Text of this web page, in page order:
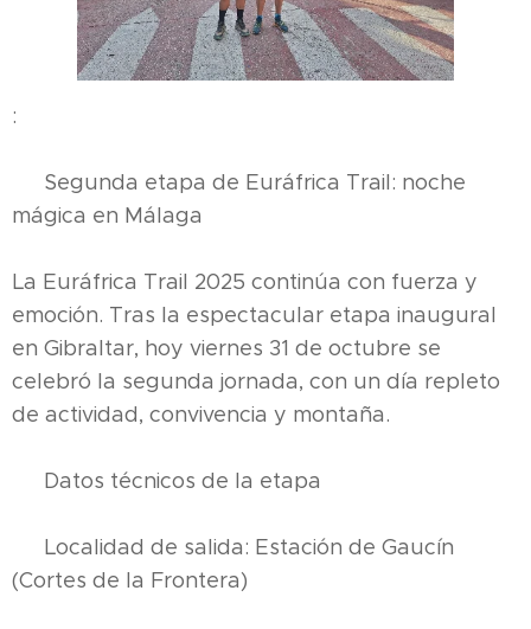
:
🌙 Segunda etapa de Euráfrica Trail: noche
mágica en Málaga
La Euráfrica Trail 2025 continúa con fuerza y
emoción. Tras la espectacular etapa inaugural
en Gibraltar, hoy viernes 31 de octubre se
celebró la segunda jornada, con un día repleto
de actividad, convivencia y montaña.
🗓 Datos técnicos de la etapa
📍 Localidad de salida: Estación de Gaucín
(Cortes de la Frontera)